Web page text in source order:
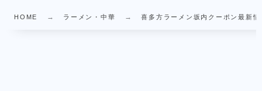
HOME ラーメン・中華 喜多方ラーメン坂内クーポン最新